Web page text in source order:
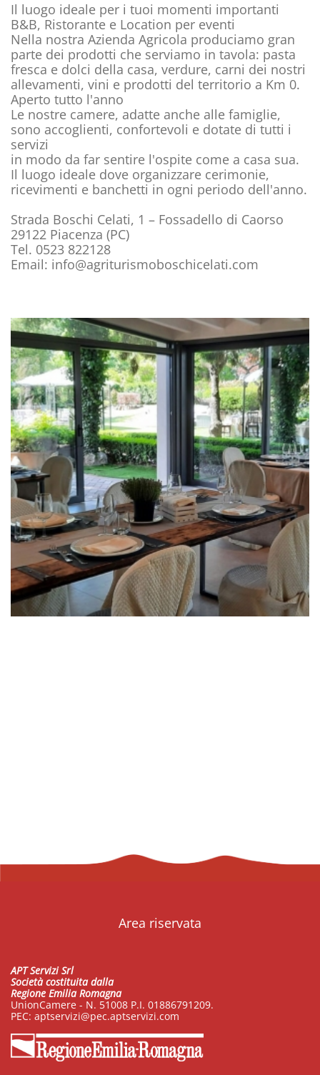
Il luogo ideale per i tuoi momenti importanti
B&B, Ristorante e Location per eventi
Nella nostra Azienda Agricola produciamo gran
parte dei prodotti che serviamo in tavola: pasta
fresca e dolci della casa, verdure, carni dei nostri
allevamenti, vini e prodotti del territorio a Km 0.
Aperto tutto l'anno
Le nostre camere, adatte anche alle famiglie,
sono accoglienti, confortevoli e dotate di tutti i
servizi
in modo da far sentire l'ospite come a casa sua.
Il luogo ideale dove organizzare cerimonie,
ricevimenti e banchetti in ogni periodo dell'anno.
Strada Boschi Celati, 1 – Fossadello di Caorso
29122 Piacenza (PC)
Tel. 0523 822128
Email: info@agriturismoboschicelati.com
APT Servizi Srl
Società costituita dalla
Regione Emilia Romagna
UnionCamere - N. 51008 P.I. 01886791209.
PEC: aptservizi@pec.aptservizi.com
Area riservata